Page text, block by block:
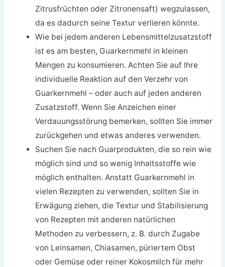
Zitrusfrüchten oder Zitronensaft) wegzulassen,
da es dadurch seine Textur verlieren könnte.
Wie bei jedem anderen Lebensmittelzusatzstoff
ist es am besten, Guarkernmehl in kleinen
Mengen zu konsumieren. Achten Sie auf Ihre
individuelle Reaktion auf den Verzehr von
Guarkernmehl – oder auch auf jeden anderen
Zusatzstoff. Wenn Sie Anzeichen einer
Verdauungsstörung bemerken, sollten Sie immer
zurückgehen und etwas anderes verwenden.
Suchen Sie nach Guarprodukten, die so rein wie
möglich sind und so wenig Inhaltsstoffe wie
möglich enthalten. Anstatt Guarkernmehl in
vielen Rezepten zu verwenden, sollten Sie in
Erwägung ziehen, die Textur und Stabilisierung
von Rezepten mit anderen natürlichen
Methoden zu verbessern, z. B. durch Zugabe
von Leinsamen, Chiasamen, püriertem Obst
oder Gemüse oder reiner Kokosmilch für mehr